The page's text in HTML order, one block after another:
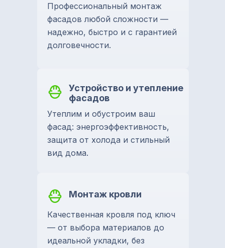
Профессиональный монтаж
фасадов любой сложности —
надежно, быстро и с гарантией
долговечности.
Устройство и утепление
фасадов
Утеплим и обустроим ваш
фасад: энергоэффективность,
защита от холода и стильный
вид дома.
Монтаж кровли
Качественная кровля под ключ
— от выбора материалов до
идеальной укладки, без